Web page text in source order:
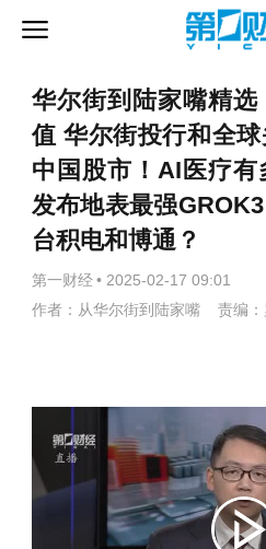
华尔街到陆家嘴精
值 华尔街投行和全
中国股市！AI医疗
发布地表最强
台积电和博通？
第一财经 • 2025-02-17 09:01
作者：从华尔街到陆家嘴 责编：